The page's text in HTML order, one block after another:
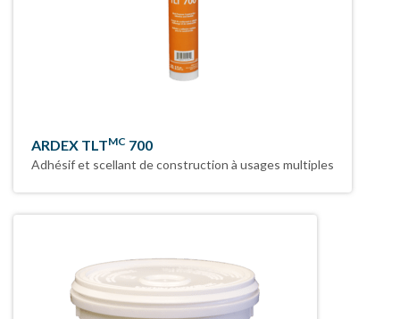
ARDEX TLTMC 700
Adhésif et scellant de construction à usages multiples